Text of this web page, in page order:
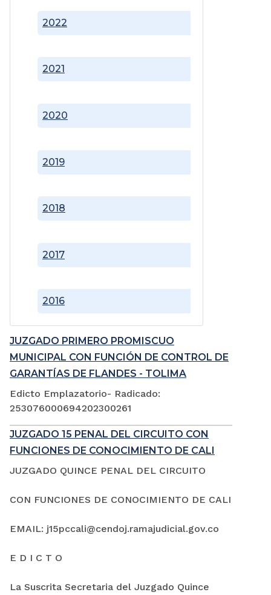
2016
2017
2018
2019
2020
2021
2022
JUZGADO PRIMERO PROMISCUO
MUNICIPAL CON FUNCIÓN DE CONTROL DE
GARANTÍAS DE FLANDES - TOLIMA
Edicto Emplazatorio- Radicado:
253076000694202300261
JUZGADO 15 PENAL DEL CIRCUITO CON
FUNCIONES DE CONOCIMIENTO DE CALI
JUZGADO QUINCE PENAL DEL CIRCUITO
CON FUNCIONES DE CONOCIMIENTO DE CALI
EMAIL: j15pccali@cendoj.ramajudicial.gov.co
E D I C T O
La Suscrita Secretaria del Juzgado Quince